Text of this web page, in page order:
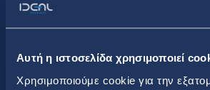
Αυτή η ιστοσελίδα χρησιμοποιεί
Χρησιμοποιούμε cookie για την